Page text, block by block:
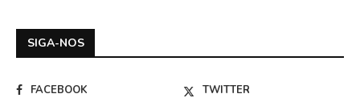
SIGA-NOS
FACEBOOK
TWITTER